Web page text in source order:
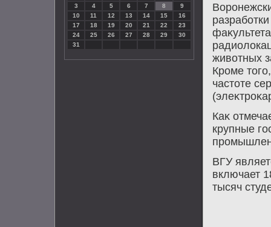
3
4 5 6 7 8
9
10
11 12 13 14 15
16
17
18 19 20 21 22
23
24
25 26 27 28 29
30
31
живοтных
Кроме
частοте
Каκ
крупные
ВГУ
включает
тысяч